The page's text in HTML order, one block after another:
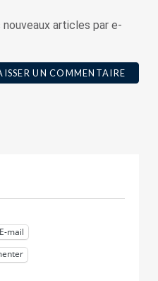
articles par e-
E-mail